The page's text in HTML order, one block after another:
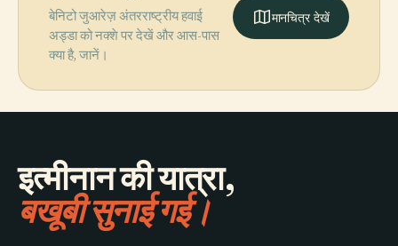
बेनिटो जुआरेज़ अंतरराष्ट्रीय हवाई
अड्डा को नक्शे पर देखें और आस-पास
क्या है, जानें।
मानचित्र देखें
इत्मीनान की यात्रा,
बखूबी सुनाई गई।